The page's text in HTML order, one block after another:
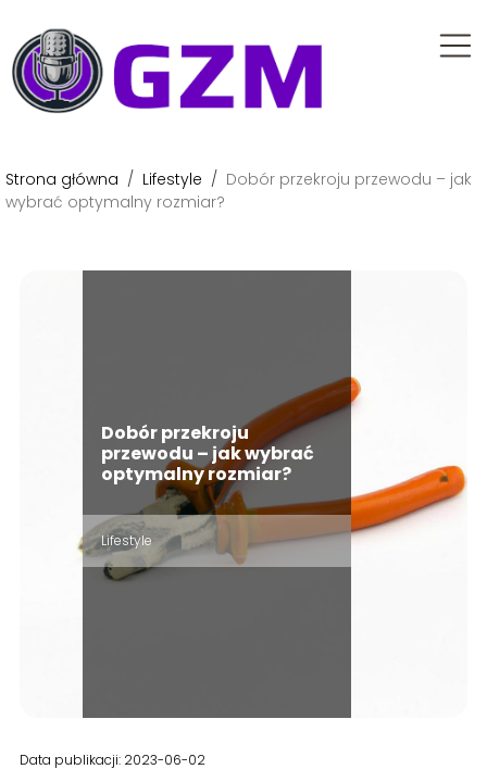
Strona główna / Lifestyle / Dobór przekroju przewodu – jak
wybrać optymalny rozmiar?
Dobór przekroju
przewodu – jak wybrać
optymalny rozmiar?
Lifestyle
Data publikacji: 2023-06-02